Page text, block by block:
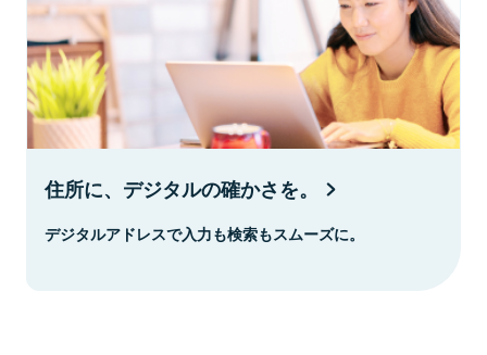
住所に、デジタルの確かさを。
デジタルアドレスで入力も検索もスムーズに。